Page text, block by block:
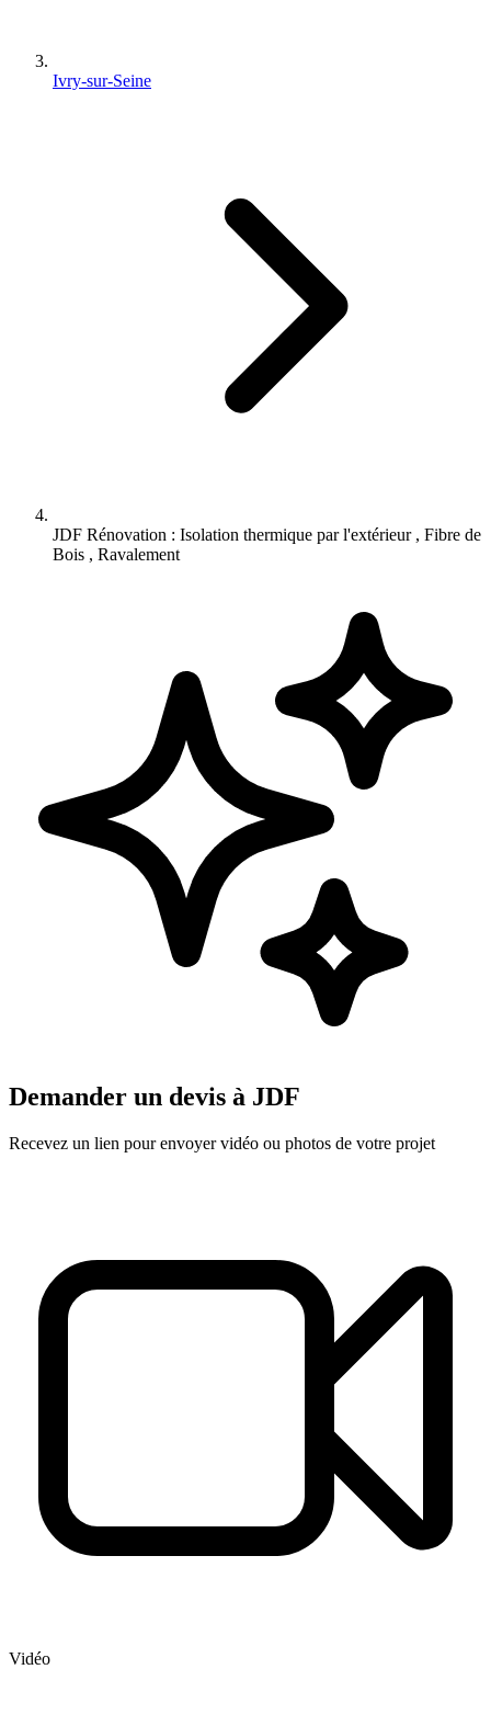
Ivry-sur-Seine
JDF Rénovation : Isolation thermique par l'extérieur , Fibre de
Bois , Ravalement
Demander un devis à JDF
Recevez un lien pour envoyer vidéo ou photos de votre projet
Vidéo